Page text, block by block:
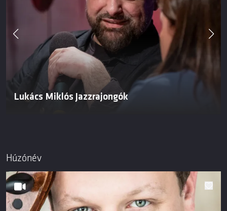
Lukács Miklós Jazzrajongók
Húzónév